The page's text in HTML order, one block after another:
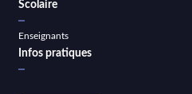
Scolaire
Enseignants
Infos pratiques